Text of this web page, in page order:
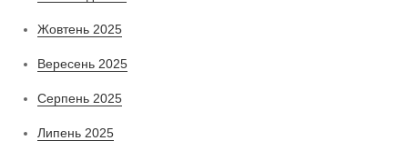
Жовтень 2025
Вересень 2025
Серпень 2025
Липень 2025